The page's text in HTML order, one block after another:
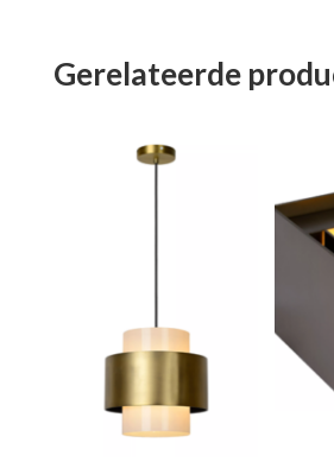
Gerelateerde